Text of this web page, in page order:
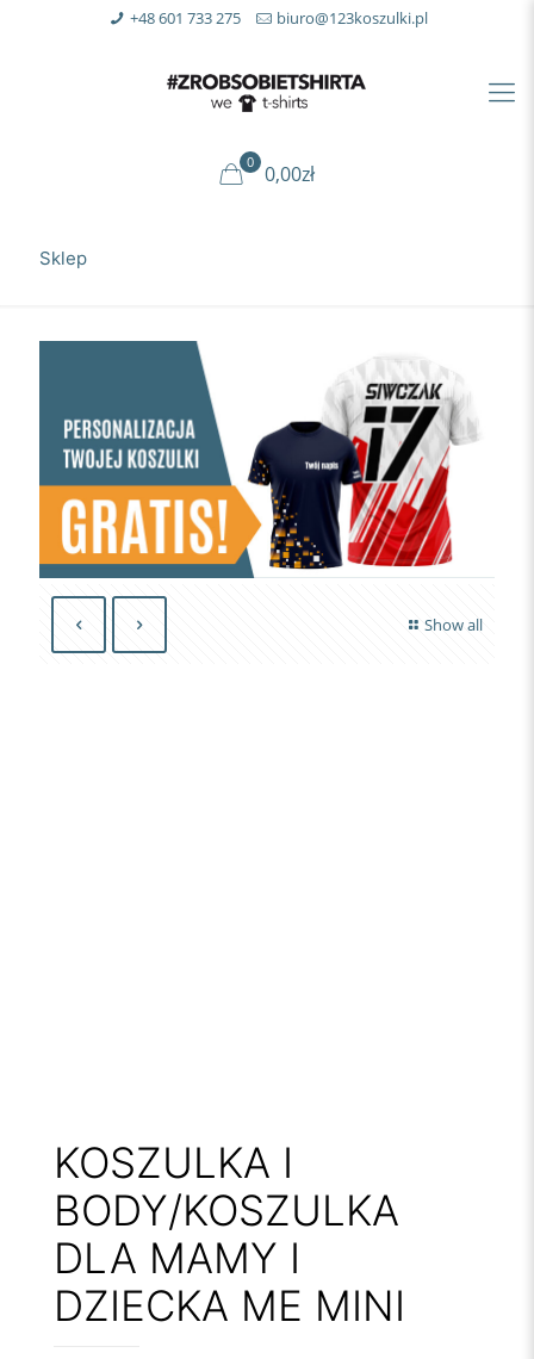
+48 601 733 275 biuro@123koszulki.pl
0 0,00zł
Sklep
Show all
KOSZULKA I
BODY/KOSZULKA
DLA MAMY I
DZIECKA ME MINI